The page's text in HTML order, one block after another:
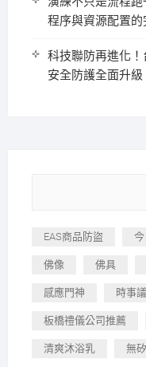
程序與資源配置的
科技聯防再進化
安全防護全面升級
EAS商品防盜
佛像 佛具
感應門神 時事
板橋禮儀公司推薦
清爽沐浴乳 無